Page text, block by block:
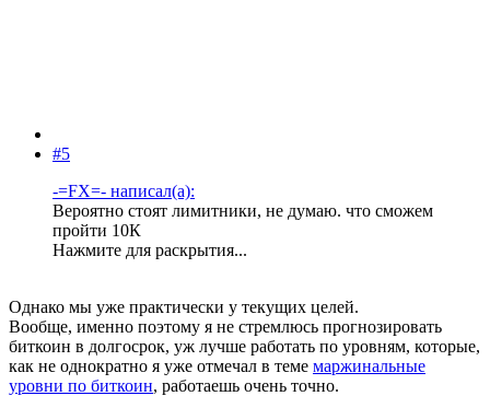
#5
-=FX=- написал(а):
Вероятно стоят лимитники, не думаю. что сможем
пройти 10К
Нажмите для раскрытия...
Однако мы уже практически у текущих целей.
Вообще, именно поэтому я не стремлюсь прогнозировать
биткоин в долгосрок, уж лучше работать по уровням, которые,
как не однократно я уже отмечал в теме маржинальные
уровни по биткоин, работаешь очень точно.